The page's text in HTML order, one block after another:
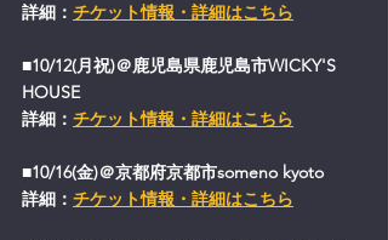
詳細： チケット情報・詳細はこちら
■10/12(月祝)＠鹿児島県鹿児島市WICKY'S
HOUSE
詳細： チケット情報・詳細はこちら
■10/16(金)＠京都府京都市someno kyoto
詳細： チケット情報・詳細はこちら